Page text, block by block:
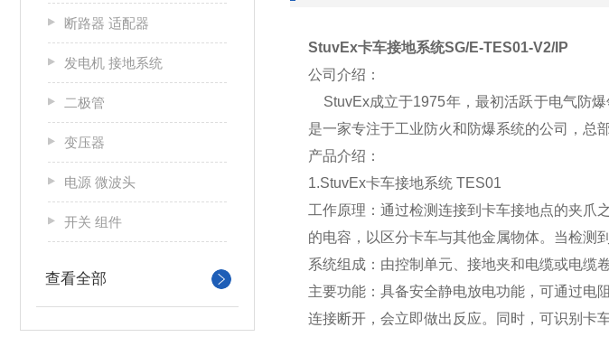
断路器 适配器
发电机 接地系统
二极管
变压器
电源 微波头
开关 组件
查看全部
StuvEx卡车接地系统SG/E-TES01-V2/IP
公司介绍：
StuvEx成立于1975年，最初活跃于电气防爆
是一家专注于工业防火和防爆系统的公司，总
产品介绍：
1.StuvEx卡车接地系统 TES01
工作原理：通过检测连接到卡车接地点的夹爪
的电容，以区分卡车与其他金属物体。当检测
系统组成：由控制单元、接地夹和电缆或电缆卷
主要功能：具备安全静电放电功能，可通过电
连接断开，会立即做出反应。同时，可识别卡